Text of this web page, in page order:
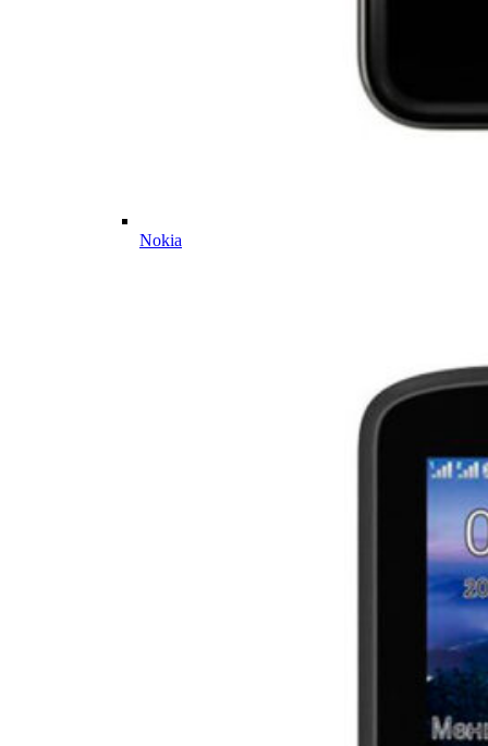
Nokia